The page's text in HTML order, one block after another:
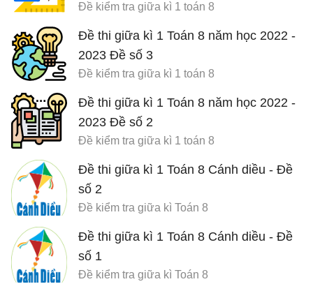
Đề kiểm tra giữa kì 1 toán 8
Đề thi giữa kì 1 Toán 8 năm học 2022 -
2023 Đề số 3
Đề kiểm tra giữa kì 1 toán 8
Đề thi giữa kì 1 Toán 8 năm học 2022 -
2023 Đề số 2
Đề kiểm tra giữa kì 1 toán 8
Đề thi giữa kì 1 Toán 8 Cánh diều - Đề
số 2
Đề kiểm tra giữa kì Toán 8
Đề thi giữa kì 1 Toán 8 Cánh diều - Đề
số 1
Đề kiểm tra giữa kì Toán 8